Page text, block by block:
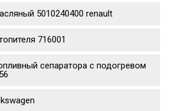
5010240400 renault
716001
сепаратора с подогревом